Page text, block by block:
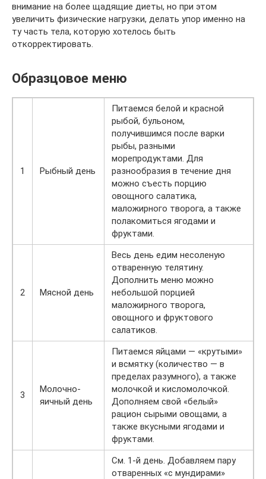
внимание на более щадящие диеты, но при этом
увеличить физические нагрузки, делать упор именно на
ту часть тела, которую хотелось быть
откорректировать.
Образцовое меню
1 Рыбный день
Питаемся белой и красной
рыбой, бульоном,
получившимся после варки
рыбы, разными
морепродуктами. Для
разнообразия в течение дня
можно съесть порцию
овощного салатика,
маложирного творога, а также
полакомиться ягодами и
фруктами.
2 Мясной день
Весь день едим несоленую
отваренную телятину.
Дополнить меню можно
небольшой порцией
маложирного творога,
овощного и фруктового
салатиков.
3
Молочно-
яичный день
Питаемся яйцами — «крутыми»
и всмятку (количество — в
пределах разумного), а также
молочкой и кисломолочкой.
Дополняем свой «белый»
рацион сырыми овощами, а
также вкусными ягодами и
фруктами.
См. 1-й день. Добавляем пару
отваренных «с мундирами»